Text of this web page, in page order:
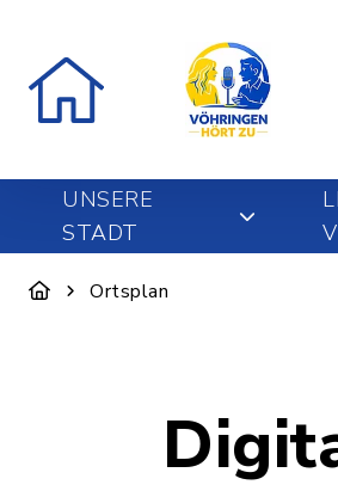
UNSERE
STADT
Ortsplan